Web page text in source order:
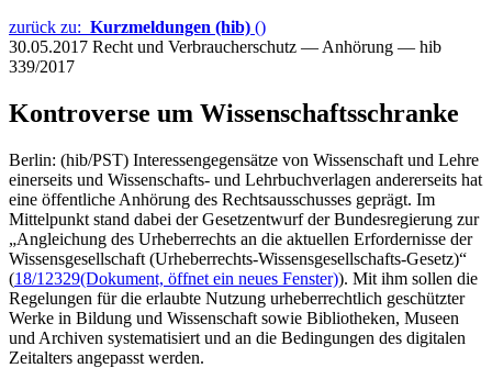
zurück zu: Kurzmeldungen (hib) ()
30.05.2017 Recht und Verbraucherschutz — Anhörung — hib
339/2017
Kontroverse um Wissenschaftsschranke
Berlin: (hib/PST) Interessengegensätze von Wissenschaft und Lehre
einerseits und Wissenschafts- und Lehrbuchverlagen andererseits hat
eine öffentliche Anhörung des Rechtsausschusses geprägt. Im
Mittelpunkt stand dabei der Gesetzentwurf der Bundesregierung zur
„Angleichung des Urheberrechts an die aktuellen Erfordernisse der
Wissensgesellschaft (Urheberrechts-Wissensgesellschafts-Gesetz)“
(18/12329(Dokument, öffnet ein neues Fenster)). Mit ihm sollen die
Regelungen für die erlaubte Nutzung urheberrechtlich geschützter
Werke in Bildung und Wissenschaft sowie Bibliotheken, Museen
und Archiven systematisiert und an die Bedingungen des digitalen
Zeitalters angepasst werden.